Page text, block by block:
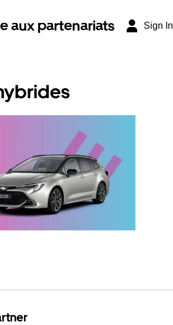
aux partenariats Sign In